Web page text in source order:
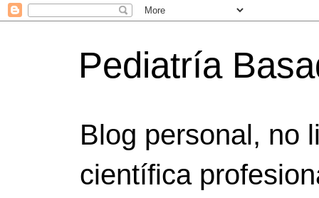
Pediatría
Blog personal, no
científica